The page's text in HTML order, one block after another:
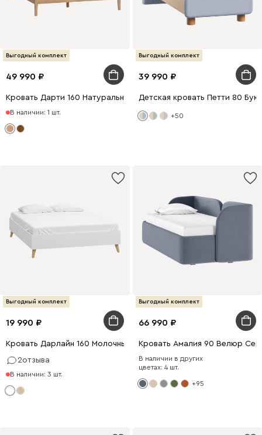
Выгодный комплект
49 990
Кровать Дарти 160 Натуральный
В наличии: 1 шт.
Выгодный комплект
39 990
Детская кровать Петти 80
+50
Выгодный комплект
19 990
Кровать Дарлайн 160 Молочный
2отзыва
В наличии: 3 шт.
Выгодный комплект
66 990
Кровать Амалия 90 Велюр
В наличии в других
цветах: 4 шт.
+95